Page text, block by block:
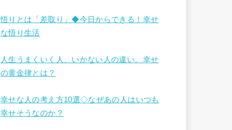
悟りとは「差取り」◆今日からできる！幸せ
な悟り生活
人生うまくいく人、いかない人の違い。幸せ
の黄金律とは？
幸せな人の考え方10選◇なぜあの人はいつも
幸せそうなのか？